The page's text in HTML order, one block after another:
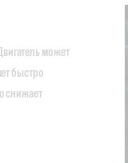
может
быстро
снижает